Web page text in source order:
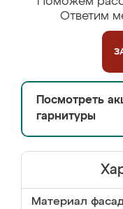
Ответим
Посмотреть
гарнитуры
Материал